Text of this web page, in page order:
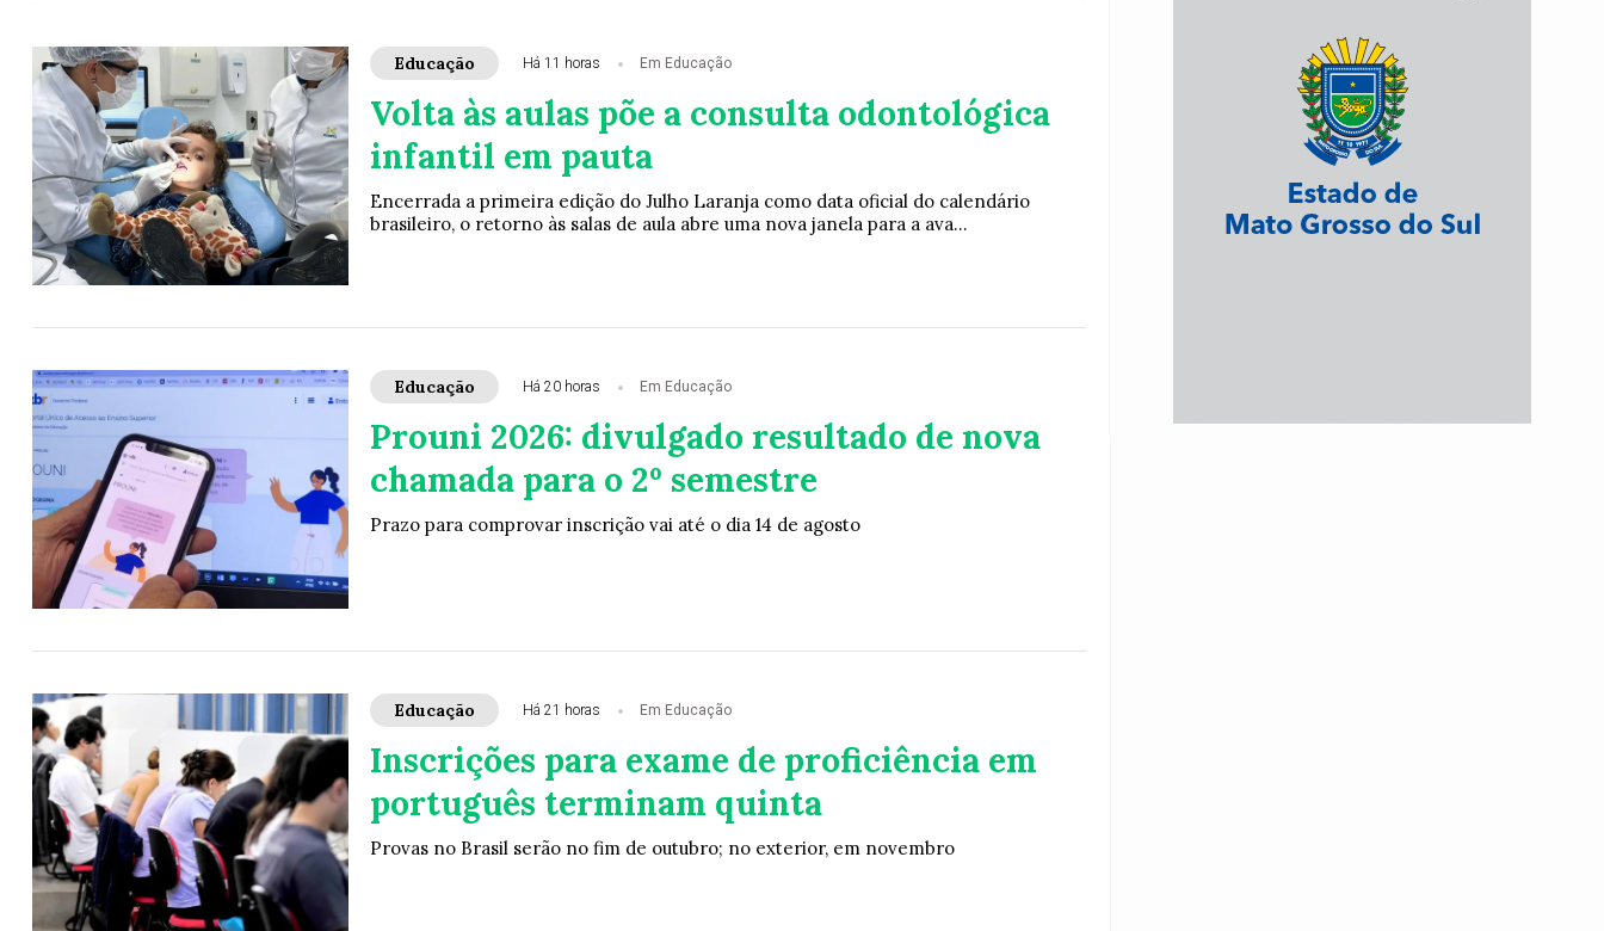
Educação Há 11 horas Em Educação
Volta às aulas põe a consulta odontológica
infantil em pauta
Encerrada a primeira edição do Julho Laranja como data oficial do calendário
brasileiro, o retorno às salas de aula abre uma nova janela para a ava...
Educação Há 20 horas Em Educação
Prouni 2026: divulgado resultado de nova
chamada para o 2º semestre
Prazo para comprovar inscrição vai até o dia 14 de agosto
Educação Há 21 horas Em Educação
Inscrições para exame de proficiência em
português terminam quinta
Provas no Brasil serão no fim de outubro; no exterior, em novembro